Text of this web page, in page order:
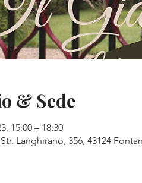
& Sede
15:00 – 18:30
Langhirano, 356, 43124